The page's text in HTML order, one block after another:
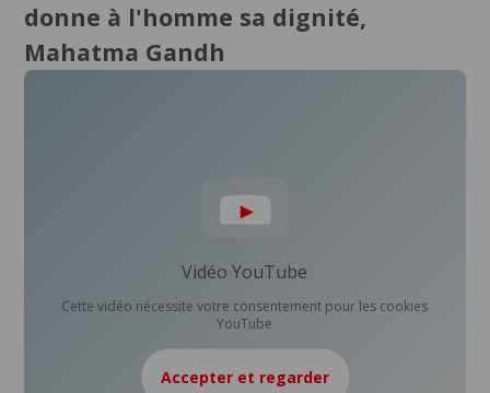
donne à l'homme sa dignité,
Mahatma Gandh
Vidéo YouTube
Cette vidéo nécessite votre consentement pour les cookies
YouTube
Accepter et regarder